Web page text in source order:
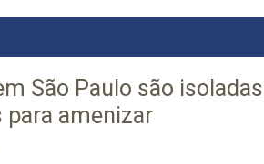
São Paulo são isoladas
amenizar